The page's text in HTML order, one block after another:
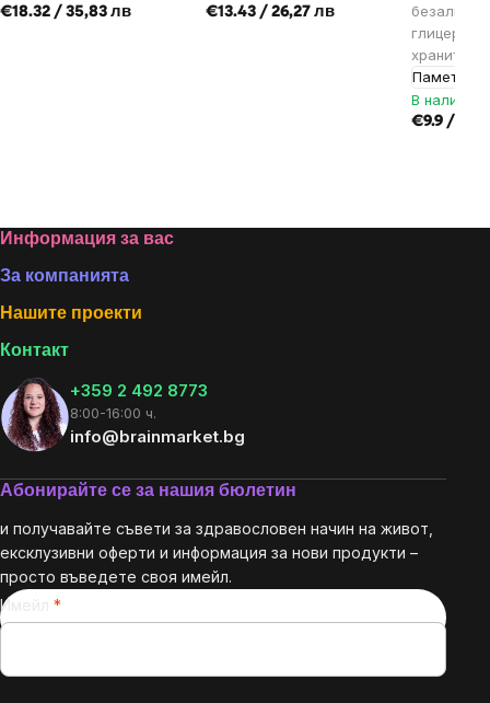
€18.32 / 35,83 лв €13.43 / 26,27 лв
глицерин,
Памет
В
€9.9 /
Footer
Информация за вас
За компанията
Нашите проекти
Контакт
+359 2 492 8773
8:00-16:00 ч.
info@brainmarket.bg
Абонирайте се за нашия бюлетин
и получавайте съвети за здравословен начин на живот,
ексклузивни оферти и информация за нови продукти –
просто въведете своя имейл.
Имейл